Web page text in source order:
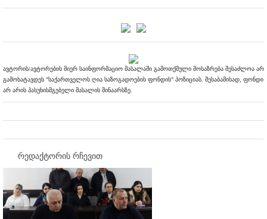
ავტორის/ავტორების მიერ საინფორმაციო მასალაში გამოთქმული მოსაზრება შესაძლოა არ
გამოხატავდეს "საქართველოს ღია საზოგადოების ფონდის" პოზიციას. შესაბამისად, ფონდი
არ არის პასუხისმგებელი მასალის შინაარსზე.
რედაქტორის რჩევით